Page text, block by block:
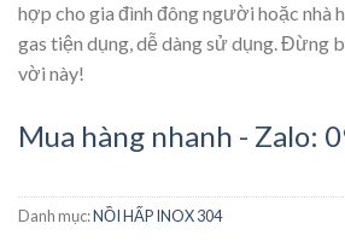
hợp cho gia đình đông người hoặc nhà
gas tiện dụng, dễ dàng sử dụng. Đừng
vời này!
Mua hàng nhanh - Zalo:
Danh mục:NỒI HẤP INOX 304